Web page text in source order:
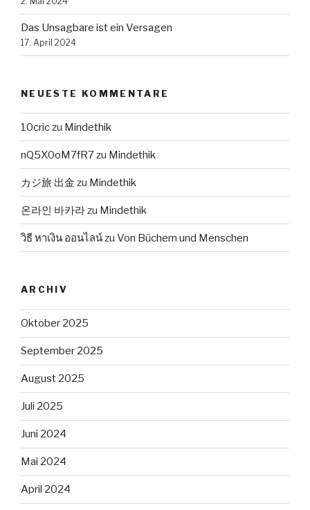
Das Unsagbare ist ein Versagen
17. April 2024
NEUESTE KOMMENTARE
10criczu Mindethik
nQ5X0oM7fR7zu Mindethik
カジ旅 出金 zu Mindethik
온라인 바카라zu Mindethik
วิธี หาเงิน ออนไลน์zu Von Büchern und Menschen
ARCHIV
Oktober 2025
September 2025
August 2025
Juli 2025
Juni 2024
Mai 2024
April 2024